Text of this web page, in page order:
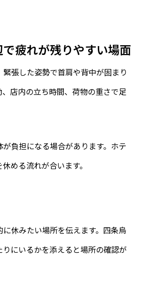
疲れが残りやすい場面
張した姿勢で首肩や背中が固まり
店内の立ち時間、荷物の重さで足
負担になる場合があります。ホテ
める流れが合います。
休みたい場所を伝えます。四条烏
にいるかを添えると場所の確認が